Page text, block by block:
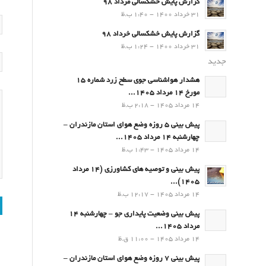
گزارش پایش خشکسالی مرداد 98
31 خرداد 1400 - 1:40 ب.ظ
گزارش پایش خشکسالی خرداد 98
31 خرداد 1400 - 1:24 ب.ظ
جدید
هشدار هواشناسی جوی سطح زرد شماره 15
مورخ 14 مرداد 1405...
14 مرداد 1405 - 2:18 ب.ظ
پیش بینی 5 روزه وضع هوای استان مازندران –
چهارشنبه 14 مرداد 1405...
14 مرداد 1405 - 1:43 ب.ظ
پیش بینی و توصیه های کشاورزی (14 مرداد
۱۴۰۵)...
14 مرداد 1405 - 12:17 ب.ظ
پیش بینی وضعیت پایداری جو – چهارشنبه 14
مرداد 1405...
14 مرداد 1405 - 11:00 ق.ظ
پیش بینی 7 روزه وضع هوای استان مازندران –